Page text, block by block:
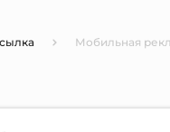
Мобильная